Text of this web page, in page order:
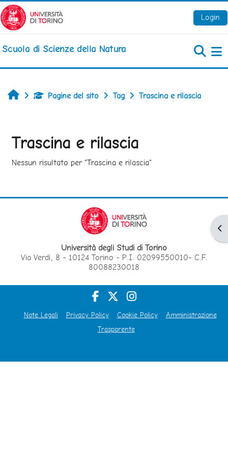
Vai al contenuto principale
Login
Scuola di Scienze della Natura
HomePagine del sito Tag Trascina e rilascia
Trascina e rilascia
Nessun risultato per "Trascina e rilascia"
Università degli Studi di Torino
Via Verdi, 8 - 10124 Torino - P.I. 02099550010- C.F.
80088230018
Note Legali Privacy Policy Cookie Policy
Amministrazione
Trasparente